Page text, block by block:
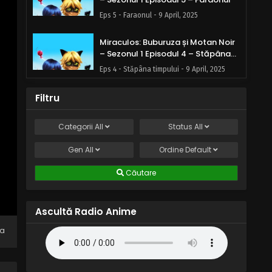
Eps 5 - Faraonul - 9 April, 2025
Miraculos: Buburuza și Motan Noir
– Sezonul 1 Episodul 4 – Stăpâna
timpului
Eps 4 - Stăpâna timpului - 9 April, 2025
Eps 3 - Plagiatorul - 9 April, 2025
Miraculos: Buburuza și Motan Noir
Eps 2 - Balonarul - 9 April, 2025
Miraculos: Buburuza și Motan Noir
– Sezonul 1 Episodul 1 – Vreme
tulbure
Filtru
Categorii All Status All
Gen All Ordine Default
Căutare
Ascultă Radio Anime